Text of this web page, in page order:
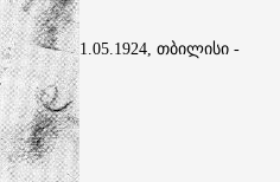
1.05.1924, თბილისი -